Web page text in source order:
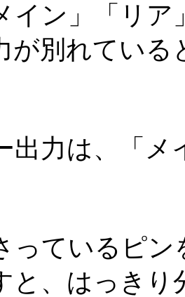
イン」「リ
が別れてい
出力は、「
っているピ
と、はっき